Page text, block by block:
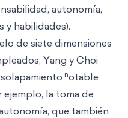
autonomía,
y habilidades).
de siete dimensiones
Yang y Choi
notable
ejemplo, la toma de
que también